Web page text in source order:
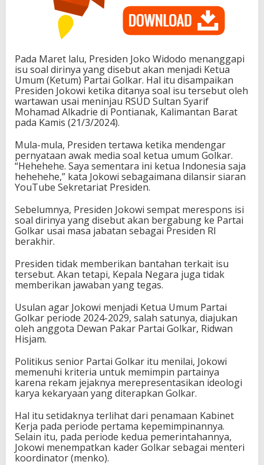
Pada Maret lalu, Presiden Joko Widodo menanggapi
isu soal dirinya yang disebut akan menjadi Ketua
Umum (Ketum) Partai Golkar. Hal itu disampaikan
Presiden Jokowi ketika ditanya soal isu tersebut oleh
wartawan usai meninjau RSUD Sultan Syarif
Mohamad Alkadrie di Pontianak, Kalimantan Barat
pada Kamis (21/3/2024).
Mula-mula, Presiden tertawa ketika mendengar
pernyataan awak media soal ketua umum Golkar.
“Hehehehe. Saya sementara ini ketua Indonesia saja
hehehehe,” kata Jokowi sebagaimana dilansir siaran
YouTube Sekretariat Presiden.
Sebelumnya, Presiden Jokowi sempat merespons isi
soal dirinya yang disebut akan bergabung ke Partai
Golkar usai masa jabatan sebagai Presiden RI
berakhir.
Presiden tidak memberikan bantahan terkait isu
tersebut. Akan tetapi, Kepala Negara juga tidak
memberikan jawaban yang tegas.
Usulan agar Jokowi menjadi Ketua Umum Partai
Golkar periode 2024-2029, salah satunya, diajukan
oleh anggota Dewan Pakar Partai Golkar, Ridwan
Hisjam.
Politikus senior Partai Golkar itu menilai, Jokowi
memenuhi kriteria untuk memimpin partainya
karena rekam jejaknya merepresentasikan ideologi
karya kekaryaan yang diterapkan Golkar.
Hal itu setidaknya terlihat dari penamaan Kabinet
Kerja pada periode pertama kepemimpinannya.
Selain itu, pada periode kedua pemerintahannya,
Jokowi menempatkan kader Golkar sebagai menteri
koordinator (menko).